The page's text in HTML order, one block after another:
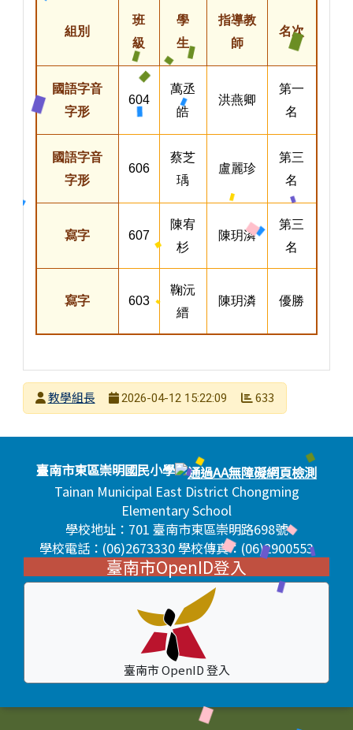
組別
班
級
學
生
指導教
師
名次
國語字音
字形
604
萬丞
皓
洪燕卿
第一
名
國語字音
字形
606
蔡芝
瑀
盧麗珍
第三
名
寫字 607
陳宥
杉
陳玥潾
第三
名
寫字 603
鞠沅
縉
陳玥潾 優勝
發布者
教學組長
2026-04-12 15:22:09 633
頁尾區域內容
臺南市東區崇明國民小學
Tainan Municipal East District Chongming
Elementary School
學校地址：701 臺南市東區崇明路698號
學校電話：(06)2673330 學校傳真：(06)2900553
臺南市OpenID登入
臺南市 OpenID 登入